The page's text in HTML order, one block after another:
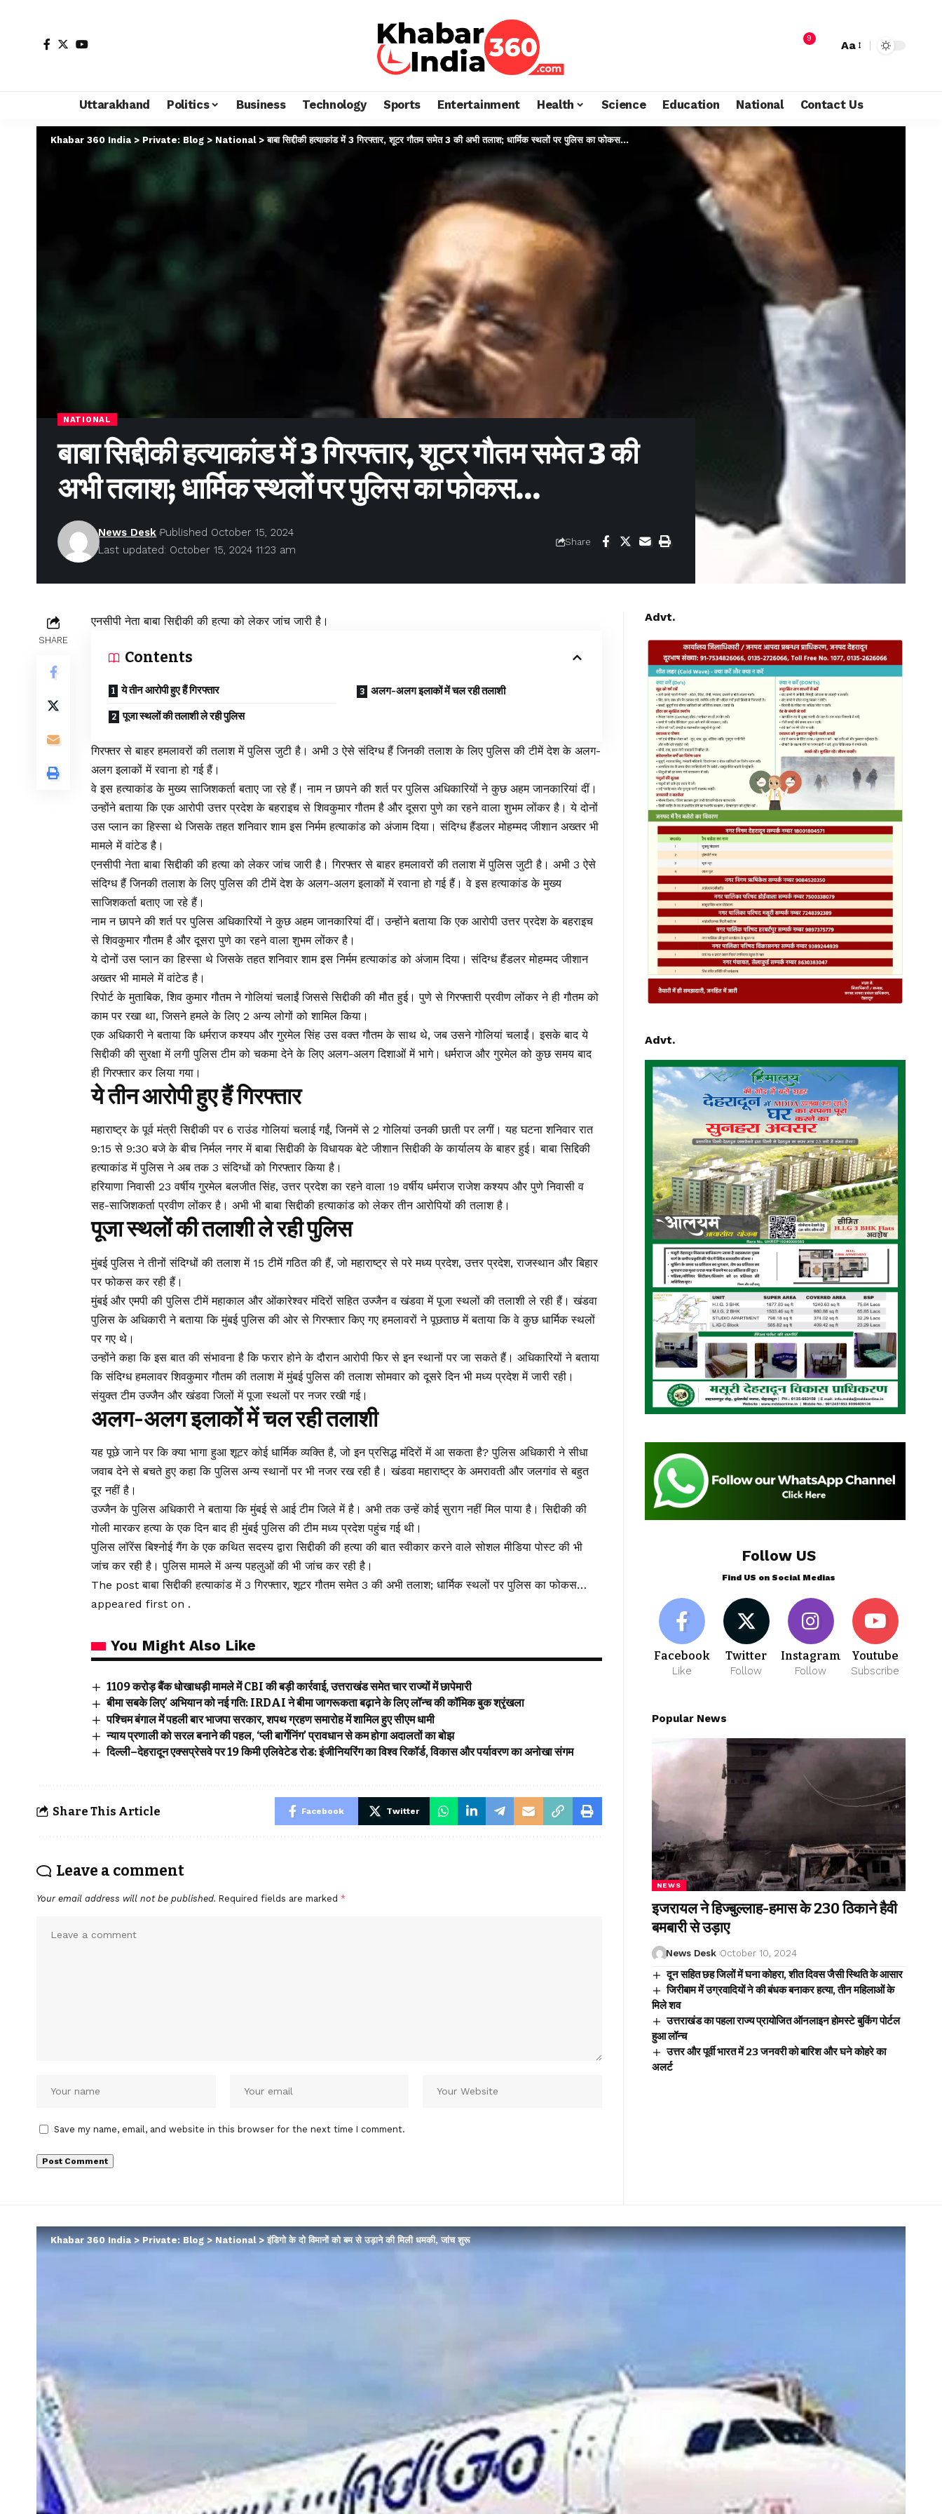
9
Aa
Uttarakhand Politics Business Technology Sports Entertainment Health Science Education National Contact Us
Khabar 360 India > Private: Blog > National>बाबा सिद्दीकी हत्याकांड में 3 गिरफ्तार, शूटर गौतम समेत 3 की अभी तलाश; धार्मिक स्थलों पर पुलिस का फोकस…
NATIONAL
बाबा सिद्दीकी हत्याकांड में 3 गिरफ्तार, शूटर गौतम समेत 3 की
अभी तलाश; धार्मिक स्थलों पर पुलिस का फोकस…
Last updated: October 15, 2024 11:23 am
News Desk Published October 15, 2024
Share
SHARE
एनसीपी नेता बाबा सिद्दीकी की हत्या को लेकर जांच जारी है।
Contents
ये तीन आरोपी हुए हैं गिरफ्तार
पूजा स्थलों की तलाशी ले रही पुलिस
अलग-अलग इलाकों में चल रही तलाशी
गिरफ्तर से बाहर हमलावरों की तलाश में पुलिस जुटी है। अभी 3 ऐसे संदिग्ध हैं जिनकी तलाश के लिए पुलिस की टीमें देश के अलग-
अलग इलाकों में रवाना हो गई हैं।
वे इस हत्याकांड के मुख्य साजिशकर्ता बताए जा रहे हैं। नाम न छापने की शर्त पर पुलिस अधिकारियों ने कुछ अहम जानकारियां दीं।
उन्होंने बताया कि एक आरोपी उत्तर प्रदेश के बहराइच से शिवकुमार गौतम है और दूसरा पुणे का रहने वाला शुभम लोंकर है। ये दोनों
उस प्लान का हिस्सा थे जिसके तहत शनिवार शाम इस निर्मम हत्याकांड को अंजाम दिया। संदिग्ध हैंडलर मोहम्मद जीशान अख्तर भी
मामले में वांटेड है।
एनसीपी नेता बाबा सिद्दीकी की हत्या को लेकर जांच जारी है। गिरफ्तर से बाहर हमलावरों की तलाश में पुलिस जुटी है। अभी 3 ऐसे
संदिग्ध हैं जिनकी तलाश के लिए पुलिस की टीमें देश के अलग-अलग इलाकों में रवाना हो गई हैं। वे इस हत्याकांड के मुख्य
साजिशकर्ता बताए जा रहे हैं।
नाम न छापने की शर्त पर पुलिस अधिकारियों ने कुछ अहम जानकारियां दीं। उन्होंने बताया कि एक आरोपी उत्तर प्रदेश के बहराइच
से शिवकुमार गौतम है और दूसरा पुणे का रहने वाला शुभम लोंकर है।
ये दोनों उस प्लान का हिस्सा थे जिसके तहत शनिवार शाम इस निर्मम हत्याकांड को अंजाम दिया। संदिग्ध हैंडलर मोहम्मद जीशान
अख्तर भी मामले में वांटेड है।
रिपोर्ट के मुताबिक, शिव कुमार गौतम ने गोलियां चलाईं जिससे सिद्दीकी की मौत हुई। पुणे से गिरफ्तारी प्रवीण लोंकर ने ही गौतम को
काम पर रखा था, जिसने हमले के लिए 2 अन्य लोगों को शामिल किया।
एक अधिकारी ने बताया कि धर्मराज कश्यप और गुरमेल सिंह उस वक्त गौतम के साथ थे, जब उसने गोलियां चलाईं। इसके बाद ये
सिद्दीकी की सुरक्षा में लगी पुलिस टीम को चकमा देने के लिए अलग-अलग दिशाओं में भागे। धर्मराज और गुरमेल को कुछ समय बाद
ही गिरफ्तार कर लिया गया।
ये तीन आरोपी हुए हैं गिरफ्तार
महाराष्ट्र के पूर्व मंत्री सिद्दीकी पर 6 राउंड गोलियां चलाई गईं, जिनमें से 2 गोलियां उनकी छाती पर लगीं। यह घटना शनिवार रात
9:15 से 9:30 बजे के बीच निर्मल नगर में बाबा सिद्दीकी के विधायक बेटे जीशान सिद्दीकी के कार्यालय के बाहर हुई। बाबा सिद्दिकी
हत्याकांड में पुलिस ने अब तक 3 संदिग्धों को गिरफ्तार किया है।
हरियाणा निवासी 23 वर्षीय गुरमेल बलजीत सिंह, उत्तर प्रदेश का रहने वाला 19 वर्षीय धर्मराज राजेश कश्यप और पुणे निवासी व
सह-साजिशकर्ता प्रवीण लोंकर है। अभी भी बाबा सिद्दीकी हत्याकांड को लेकर तीन आरोपियों की तलाश है।
पूजा स्थलों की तलाशी ले रही पुलिस
मुंबई पुलिस ने तीनों संदिग्धों की तलाश में 15 टीमें गठित की हैं, जो महाराष्ट्र से परे मध्य प्रदेश, उत्तर प्रदेश, राजस्थान और बिहार
पर फोकस कर रही हैं।
मुंबई और एमपी की पुलिस टीमें महाकाल और ओंकारेश्वर मंदिरों सहित उज्जैन व खंडवा में पूजा स्थलों की तलाशी ले रही हैं। खंडवा
पुलिस के अधिकारी ने बताया कि मुंबई पुलिस की ओर से गिरफ्तार किए गए हमलावरों ने पूछताछ में बताया कि वे कुछ धार्मिक स्थलों
पर गए थे।
उन्होंने कहा कि इस बात की संभावना है कि फरार होने के दौरान आरोपी फिर से इन स्थानों पर जा सकते हैं। अधिकारियों ने बताया
कि संदिग्ध हमलावर शिवकुमार गौतम की तलाश में मुंबई पुलिस की तलाश सोमवार को दूसरे दिन भी मध्य प्रदेश में जारी रही।
संयुक्त टीम उज्जैन और खंडवा जिलों में पूजा स्थलों पर नजर रखी गई।
अलग-अलग इलाकों में चल रही तलाशी
यह पूछे जाने पर कि क्या भागा हुआ शूटर कोई धार्मिक व्यक्ति है, जो इन प्रसिद्ध मंदिरों में आ सकता है? पुलिस अधिकारी ने सीधा
जवाब देने से बचते हुए कहा कि पुलिस अन्य स्थानों पर भी नजर रख रही है। खंडवा महाराष्ट्र के अमरावती और जलगांव से बहुत
दूर नहीं है।
उज्जैन के पुलिस अधिकारी ने बताया कि मुंबई से आई टीम जिले में है। अभी तक उन्हें कोई सुराग नहीं मिल पाया है। सिद्दीकी की
गोली मारकर हत्या के एक दिन बाद ही मुंबई पुलिस की टीम मध्य प्रदेश पहुंच गई थी।
पुलिस लॉरेंस बिश्नोई गैंग के एक कथित सदस्य द्वारा सिद्दीकी की हत्या की बात स्वीकार करने वाले सोशल मीडिया पोस्ट की भी
जांच कर रही है। पुलिस मामले में अन्य पहलुओं की भी जांच कर रही है।
The post बाबा सिद्दीकी हत्याकांड में 3 गिरफ्तार, शूटर गौतम समेत 3 की अभी तलाश; धार्मिक स्थलों पर पुलिस का फोकस…
appeared first on .
You Might Also Like
₹1109 करोड़ बैंक धोखाधड़ी मामले में CBI की बड़ी कार्रवाई, उत्तराखंड समेत चार राज्यों में छापेमारी
बीमा सबके लिए’ अभियान को नई गति: IRDAI ने बीमा जागरूकता बढ़ाने के लिए लॉन्च की कॉमिक बुक श्रृंखला
पश्चिम बंगाल में पहली बार भाजपा सरकार, शपथ ग्रहण समारोह में शामिल हुए सीएम धामी
न्याय प्रणाली को सरल बनाने की पहल, ‘प्ली बार्गेनिंग’ प्रावधान से कम होगा अदालतों का बोझ
दिल्ली–देहरादून एक्सप्रेसवे पर 19 किमी एलिवेटेड रोड: इंजीनियरिंग का विश्व रिकॉर्ड, विकास और पर्यावरण का अनोखा संगम
Share This Article Facebook Twitter
Leave a comment
Your email address will not be published. Required fields are marked *
Save my name, email, and website in this browser for the next time I comment.
Advt.
Advt.
Follow US
Find US on Social Medias
Facebook
Like
Twitter
Follow
Instagram
Follow
Youtube
Subscribe
Popular News
NEWS
इजरायल ने हिज्बुल्लाह-हमास के 230 ठिकाने हैवी
बमबारी से उड़ाए
News Desk October 10, 2024
दून सहित छह जिलों में घना कोहरा, शीत दिवस जैसी स्थिति के आसार
जिरीबाम में उग्रवादियों ने की बंधक बनाकर हत्या, तीन महिलाओं के
मिले शव
उत्तराखंड का पहला राज्य प्रायोजित ऑनलाइन होमस्टे बुकिंग पोर्टल
हुआ लॉन्च
उत्तर और पूर्वी भारत में 23 जनवरी को बारिश और घने कोहरे का
अलर्ट
Khabar 360 India>Private: Blog>National>इंडिगो के दो विमानों को बम से उड़ाने की मिली धमकी, जांच शुरू